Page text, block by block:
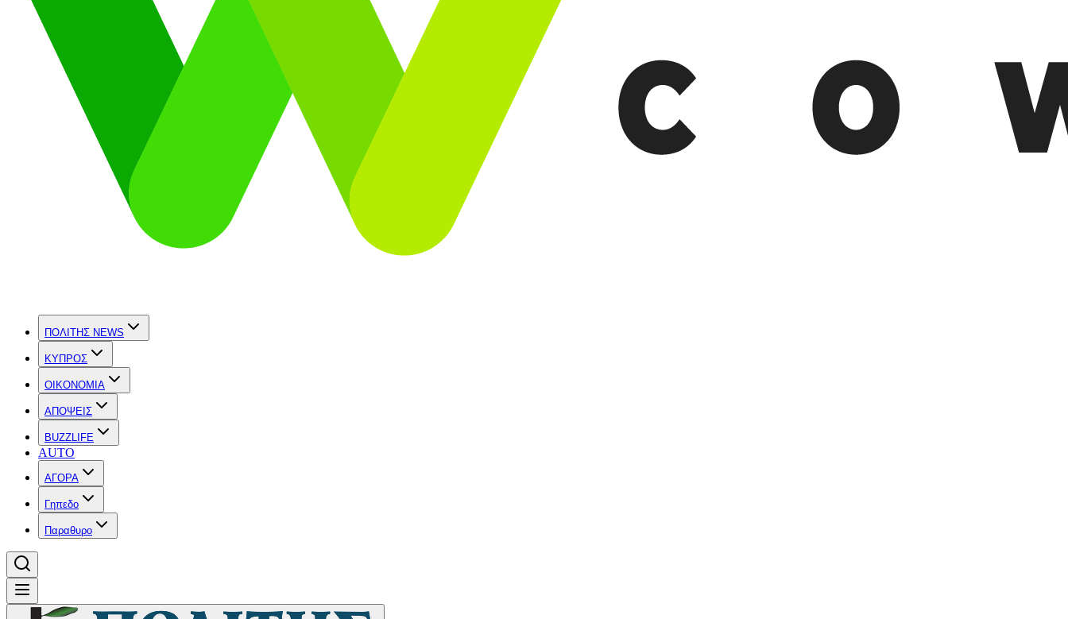
ΠΟΛΙΤΗΣ NEWS
ΚΥΠΡΟΣ
OIKONOMIA
ΑΠΟΨΕΙΣ
BUZZLIFE
AUTO
ΑΓΟΡΑ
Γηπεδο
Παραθυρο